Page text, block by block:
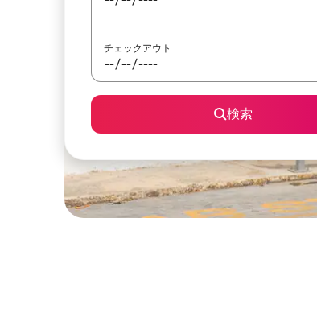
チェックアウト
検索